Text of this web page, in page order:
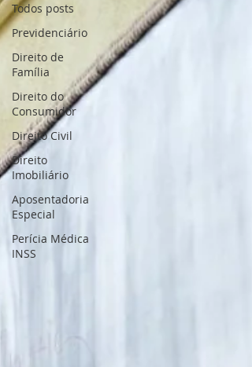
Todos posts
Previdenciário
Direito de
Família
Direito do
Consumidor
Direito Civil
Direito
Imobiliário
Aposentadoria
Especial
Perícia Médica
INSS